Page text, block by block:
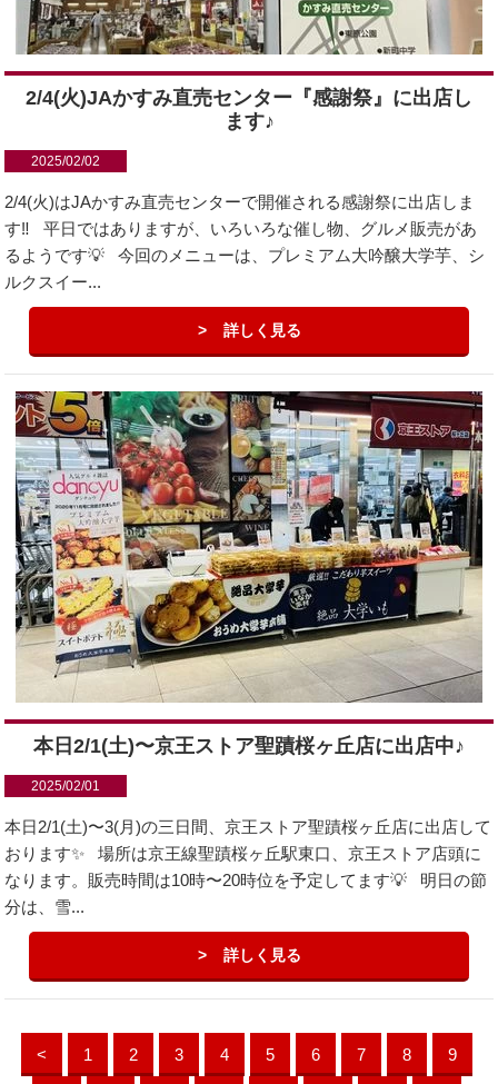
2/4(火)JAかすみ直売センター『感謝祭』に出店し
ます♪
2025/02/02
2/4(火)はJAかすみ直売センターで開催される感謝祭に出店しま
す‼️ 平日ではありますが、いろいろな催し物、グルメ販売があ
るようです💡 今回のメニューは、プレミアム大吟醸大学芋、シ
ルクスイー...
詳しく見る
本日2/1(土)〜京王ストア聖蹟桜ヶ丘店に出店中♪
2025/02/01
本日2/1(土)〜3(月)の三日間、京王ストア聖蹟桜ヶ丘店に出店して
おります✨ 場所は京王線聖蹟桜ヶ丘駅東口、京王ストア店頭に
なります。販売時間は10時〜20時位を予定してます💡 明日の節
分は、雪...
詳しく見る
< 1 2 3 4 5 6 7 8 9